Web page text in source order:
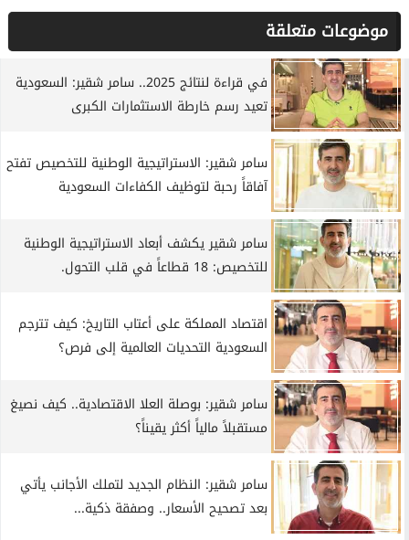
موضوعات متعلقة
في قراءة لنتائج 2025.. سامر شقير: السعودية
تعيد رسم خارطة الاستثمارات الكبرى
سامر شقير: الاستراتيجية الوطنية للتخصيص تفتح
آفاقاً رحبة لتوظيف الكفاءات السعودية
سامر شقير يكشف أبعاد الاستراتيجية الوطنية
للتخصيص: 18 قطاعاً في قلب التحول.
اقتصاد المملكة على أعتاب التاريخ: كيف تترجم
السعودية التحديات العالمية إلى فرص؟
سامر شقير: بوصلة العلا الاقتصادية.. كيف نصيغ
مستقبلاً مالياً أكثر يقيناً؟
سامر شقير: النظام الجديد لتملك الأجانب يأتي
بعد تصحيح الأسعار.. وصفقة ذكية...